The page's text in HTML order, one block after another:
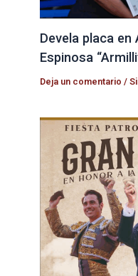
Devela placa
Espinosa
Deja un comentario /